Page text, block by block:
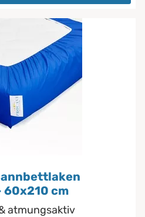
cm
atmungsaktiv